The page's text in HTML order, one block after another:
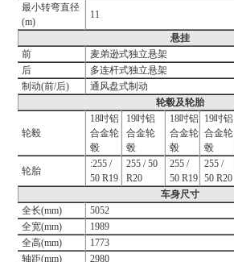
最小转弯直径
(m)
11
悬挂
前
麦弟逊式独立悬架
后
多连杆式独立悬架
制动(前/后)
通风盘式制动
轮毂及轮胎
轮毅
18吋铝
合金轮
毂
19吋铝
合金轮
毂
18吋铝
合金轮
毂
19吋铝
合金轮
毂
轮胎
:255 /
50 R19
255 / 50
R20
255 /
50 R19
255 /
50 R20
车身尺寸
全长(mm)
5052
全宽(mm)
1989
全高(mm)
1773
轴距(mm)
2980